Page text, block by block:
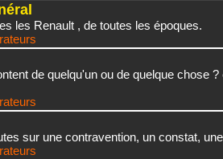
les Renault , de toutes les époques.
de quelqu'un ou de quelque chose
sur une contravention, un constat,